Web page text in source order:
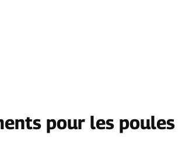
pour les poules